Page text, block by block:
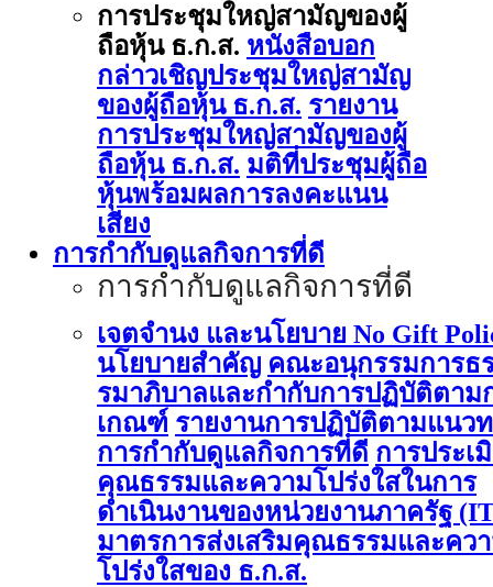
การประชุมใหญ่สามัญของผู้
ถือหุ้น ธ.ก.ส. หนังสือบอก
กล่าวเชิญประชุมใหญ่สามัญ
ของผู้ถือหุ้น ธ.ก.ส. รายงาน
การประชุมใหญ่สามัญของผู้
ถือหุ้น ธ.ก.ส. มติที่ประชุมผู้ถือ
หุ้นพร้อมผลการลงคะแนน
เสียง
การกำกับดูแลกิจการที่ดี
การกำกับดูแลกิจการที่ดี
เจตจำนง และนโยบาย No Gift
นโยบายสำคัญ คณะอนุกรรมการธ
รมาภิบาลและกำกับการปฏิบัติตาม
เกณฑ์ รายงานการปฏิบัติตามแนว
การกำกับดูแลกิจการที่ดี การประเ
คุณธรรมและความโปร่งใสในการ
ดำเนินงานของหน่วยงานภาครัฐ
มาตรการส่งเสริมคุณธรรมและคว
โปร่งใสของ ธ.ก.ส.